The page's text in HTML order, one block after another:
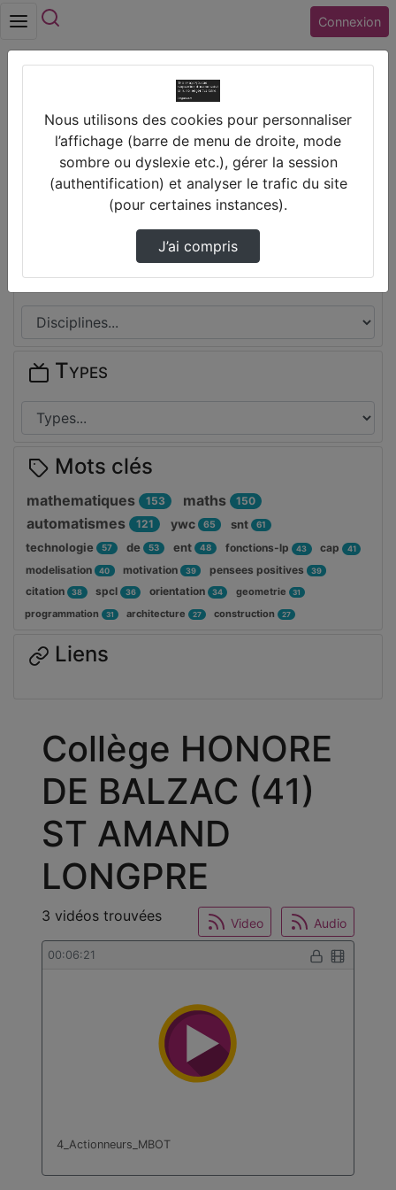
Connexion
Collège HONORE DE BALZAC (41) ST AMAND
LONGPRE
Collège HONORE
DE BALZAC (41)
ST AMAND
LONGPRE
Video Audio
3 vidéos trouvées
00:06:21
4_Actionneurs_MBOT
Thèmes de Collège HONORE DE
Disciplines
Types
Mots clés
mathematiques 153 maths 150
automatismes 121 ywc 65 snt 61
technologie 57 de 53 ent 48 fonctions-lp 43 cap 41
modelisation 40 motivation 39 pensees positives 39
citation 38 spcl 36 orientation 34 geometrie 31
programmation 31 architecture 27 construction 27
Liens
Nous utilisons des cookies pour personnaliser
l’affichage (barre de menu de droite, mode
sombre ou dyslexie etc.), gérer la session
(authentification) et analyser le trafic du site
(pour certaines instances).
J’ai compris